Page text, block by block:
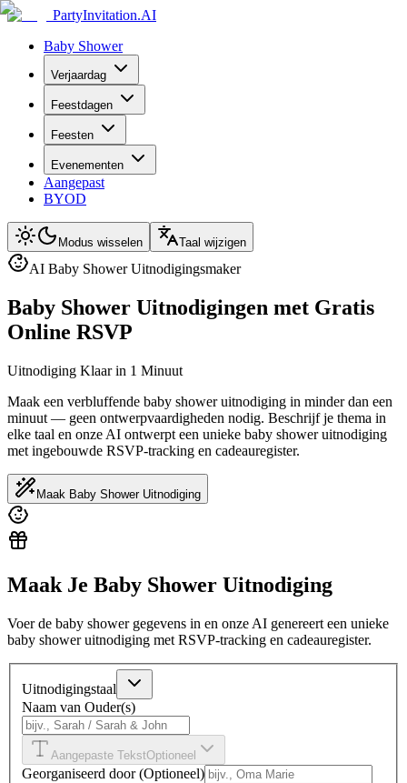
PartyInvitation.AI
Baby Shower
Verjaardag
Feestdagen
Feesten
Evenementen
Aangepast
BYOD
Modus wisselen Taal wijzigen
AI Baby Shower Uitnodigingsmaker
Baby Shower Uitnodigingen met Gratis
Online RSVP
Uitnodiging Klaar in 1 Minuut
Maak een verbluffende baby shower uitnodiging in minder dan een
minuut — geen ontwerpvaardigheden nodig. Beschrijf je thema in
elke taal en onze AI ontwerpt een unieke baby shower uitnodiging
met ingebouwde RSVP-tracking en cadeauregister.
Maak Baby Shower Uitnodiging
Maak Je Baby Shower Uitnodiging
Voer de baby shower gegevens in en onze AI genereert een unieke
baby shower uitnodiging met RSVP-tracking en cadeauregister.
Uitnodigingstaal
Naam van Ouder(s)
Aangepaste TekstOptioneel
Georganiseerd door (Optioneel)